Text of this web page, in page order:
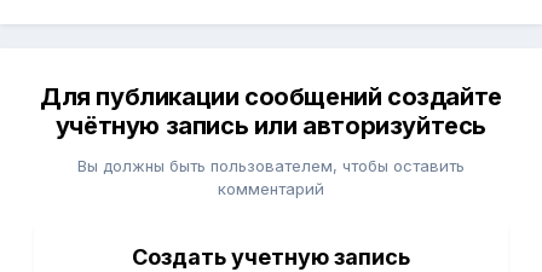
Для публикации сообщений создайте
учётную запись или авторизуйтесь
Вы должны быть пользователем, чтобы оставить
комментарий
Создать учетную запись